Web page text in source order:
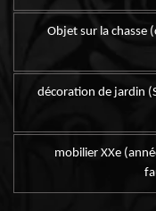
Objet sur la chasse
décoration de jardin
mobilier XXe